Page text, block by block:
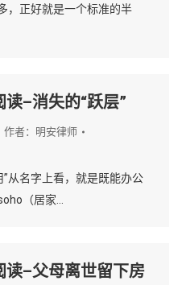
，正好就是一个标准的半
–消失的“跃层”
作者： 明安律师
从名字上看，就是既能办公
（居家…
读–父母离世留下房